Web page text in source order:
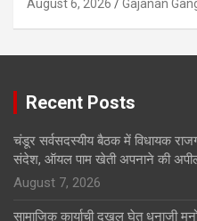
August 6, 2026 Gajanan
Recent Posts
चंडूर सर्वसदस्यीय बैठक में विधायक
संदेश, ऑयल पाम खेती अपनाने की
August 7, 2026
सामाजिक कार्याची दखल घेत धनाजी